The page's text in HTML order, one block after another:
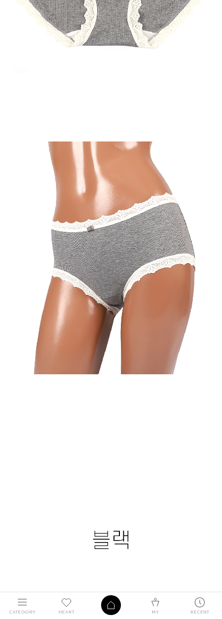
CATEGORY HEART MY RECENT